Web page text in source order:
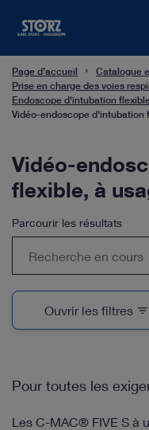
Page d’accueil
Catalogue
Prise en charge des voies
Endoscope d'intubation
Vidéo-endoscope d'intubation
Vidéo-
flexible, à
Pour toutes les
Les C-MAC® FIVE S à
Parcourir les résultats
Ouvrir les filtres filter_list